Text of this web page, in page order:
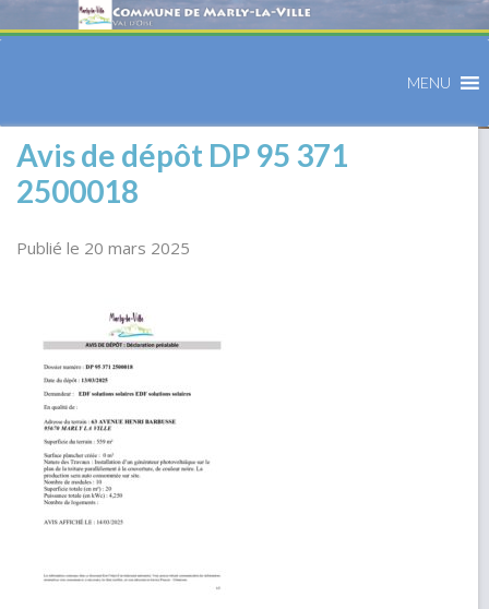
MENU
Avis de dépôt DP 95 371
2500018
Publié le 20 mars 2025